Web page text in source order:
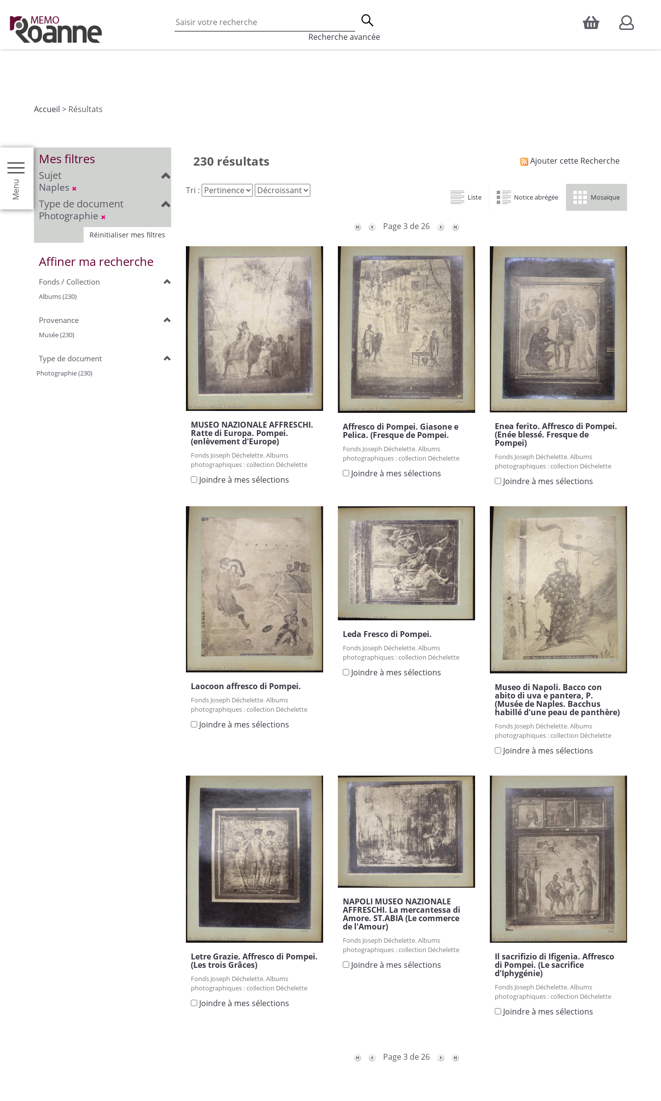
Accepter
En poursuivant votre navigation sur ce site vous acceptez l’utilisation des cookies, qui sont utilisés à des fins de statistiques d'audience, ainsi que pour
les fonctionnalités de partages de contenu sur les réseaux sociaux.
Recherche avancée
Menu
Accueil > Résultats
Mes filtres
Sujet
Naples
Type de document
Photographie
Réinitialiser mes filtres
Affiner ma recherche
Fonds / Collection
Albums (230)
Provenance
Musée (230)
Type de document
Photographie (230)
230 résultats Ajouter cette Recherche
Tri :
Liste Notice abrégée Mosaïque
Page 3 de 26
MUSEO NAZIONALE AFFRESCHI.
Ratte di Europa. Pompei.
(enlèvement d'Europe)
Fonds Joseph Déchelette. Albums
photographiques : collection Déchelette
Joindre à mes sélections
Affresco di Pompei. Giasone e
Pelica. (Fresque de Pompei.
Fonds Joseph Déchelette. Albums
photographiques : collection Déchelette
Joindre à mes sélections
Enea ferito. Affresco di Pompei.
(Enée blessé. Fresque de
Pompei)
Fonds Joseph Déchelette. Albums
photographiques : collection Déchelette
Joindre à mes sélections
Laocoon affresco di Pompei.
Fonds Joseph Déchelette. Albums
photographiques : collection Déchelette
Joindre à mes sélections
Leda Fresco di Pompei.
Fonds Joseph Déchelette. Albums
photographiques : collection Déchelette
Joindre à mes sélections
Museo di Napoli. Bacco con
abito di uva e pantera, P.
(Musée de Naples. Bacchus
habillé d'une peau de panthère)
Fonds Joseph Déchelette. Albums
photographiques : collection Déchelette
Joindre à mes sélections
Letre Grazie. Affresco di Pompei.
(Les trois Grâces)
Fonds Joseph Déchelette. Albums
photographiques : collection Déchelette
Joindre à mes sélections
NAPOLI MUSEO NAZIONALE
AFFRESCHI. La mercantessa di
Amore. ST.ABIA (Le commerce
de l'Amour)
Fonds Joseph Déchelette. Albums
photographiques : collection Déchelette
Joindre à mes sélections
Il sacrifizio di Ifigenia. Affresco
di Pompei. (Le sacrifice
d'Iphygénie)
Fonds Joseph Déchelette. Albums
photographiques : collection Déchelette
Joindre à mes sélections
Page 3 de 26